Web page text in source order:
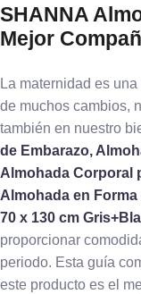
SHANNA
Mejor
La maternidad es
de muchos cambios,
también en nuestro
de Embarazo,
Almohada Corporal
Almohada en
70 x 130 cm
proporcionar
periodo. Esta guía
este producto es el